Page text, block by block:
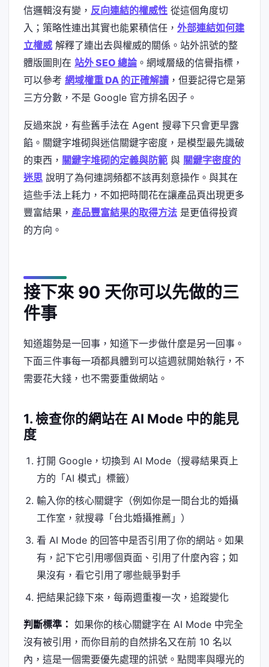
信邏輯沒有變， 反向連結的權威性 從這個角度切
入；策略性連出其實也能累積信任， 外部連結如何建
立權威 解釋了連出去與權威的關係。站外訊號的整
體版圖則在 站外 SEO 總論 。網域層級的信譽指標，
可以參考 網域權重 DA 的正確解讀 ，但要記得它是第
三方分數，不是 Google 官方排名因子。
反過來說，有些舊手法在 Agent 搜尋下只會更早露
餡。關鍵字堆砌與迷信關鍵字密度，是模型最先識破
的東西， 關鍵字堆砌的定義與防範 與 關鍵字密度的
迷思 說明了為何連詞頻都不該再刻意操作。與其在
這些手法上耗力，不如把時間花在讓產品頁出現更多
豐富結果， 產品豐富結果的取得方法 是更值得投資
的方向。
接下來 90 天你可以先做的三
件事
知道趨勢是一回事，知道下一步做什麼是另一回事。
下面三件事每一項都具體到可以這週就開始執行，不
需要花大錢，也不需要重做網站。
1. 檢查你的網站在 AI Mode 中的能見
度
打開 Google，切換到 AI Mode（搜尋結果頁上
方的「AI 模式」標籤）
輸入你的核心關鍵字（例如你是一間台北的婚攝
工作室，就搜尋「台北婚攝推薦」）
看 AI Mode 的回答中是否引用了你的網站。如果
有，記下它引用哪個頁面、引用了什麼內容；如
果沒有，看它引用了哪些競爭對手
把結果記錄下來，每兩週重複一次，追蹤變化
判斷標準： 如果你的核心關鍵字在 AI Mode 中完全
沒有被引用，而你目前的自然排名又在前 10 名以
內，這是一個需要優先處理的訊號。點閱率與曝光的